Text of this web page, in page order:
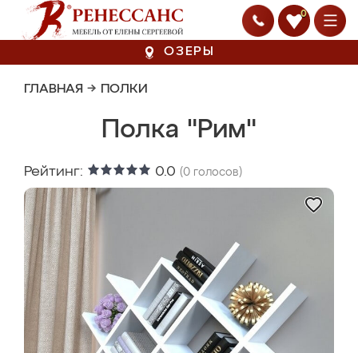
0
ОЗЕРЫ
ГЛАВНАЯ → ПОЛКИ
Полка "Рим"
Рейтинг: 0.0 (0 голосов)